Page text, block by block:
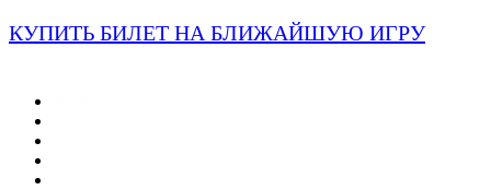
КУПИТЬ БИЛЕТ НА БЛИЖАЙШУЮ ИГРУ